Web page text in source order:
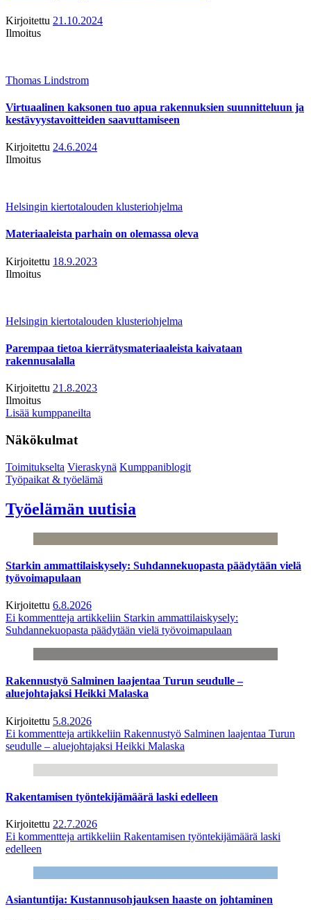
Kirjoitettu 21.10.2024
Ilmoitus
Thomas Lindstrom
Virtuaalinen kaksonen tuo apua rakennuksien suunnitteluun ja
kestävyystavoitteiden saavuttamiseen
Kirjoitettu 24.6.2024
Ilmoitus
Helsingin kiertotalouden klusteriohjelma
Materiaaleista parhain on olemassa oleva
Kirjoitettu 18.9.2023
Ilmoitus
Helsingin kiertotalouden klusteriohjelma
Parempaa tietoa kierrätysmateriaaleista kaivataan
rakennusalalla
Kirjoitettu 21.8.2023
Ilmoitus
Lisää kumppaneilta
Näkökulmat
Toimitukselta Vieraskynä Kumppaniblogit
Työpaikat & työelämä
Työelämän uutisia
Starkin ammattilaiskysely: Suhdannekuopasta päädytään vielä
työvoimapulaan
Kirjoitettu 6.8.2026
Ei kommentteja artikkeliin Starkin ammattilaiskysely:
Suhdannekuopasta päädytään vielä työvoimapulaan
Rakennustyö Salminen laajentaa Turun seudulle –
aluejohtajaksi Heikki Malaska
Kirjoitettu 5.8.2026
Ei kommentteja artikkeliin Rakennustyö Salminen laajentaa Turun
seudulle – aluejohtajaksi Heikki Malaska
Rakentamisen työntekijämäärä laski edelleen
Kirjoitettu 22.7.2026
Ei kommentteja artikkeliin Rakentamisen työntekijämäärä laski
edelleen
Asiantuntija: Kustannusohjauksen haaste on johtaminen